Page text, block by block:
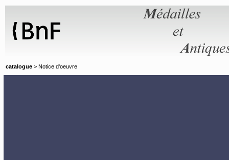
catalogue > Notice d'oeuvre